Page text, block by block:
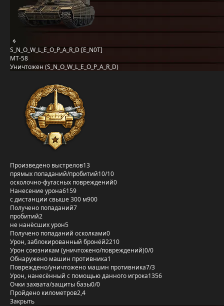
S_N_O_W_L_E_O_P_A_R_D [E_N0T]
MT-58
Уничтожен (S_N_O_W_L_E_O_P_A_R_D)
Произведено выстрелов13
прямых попаданий/пробитий10/10
осколочно-фугасных повреждений0
Нанесение урона6159
с дистанции свыше 300 м900
Получено попаданий7
пробитий2
не нанёсших урон5
Получено попаданий осколками0
Урон, заблокированный бронёй2210
Урон союзникам (уничтожено/повреждений)0/0
Обнаружено машин противника1
Повреждено/уничтожено машин противника7/3
Урон, нанесённый с помощью данного игрока1356
Очки захвата/защиты базы0/0
Пройдено километров2,4
Закрыть